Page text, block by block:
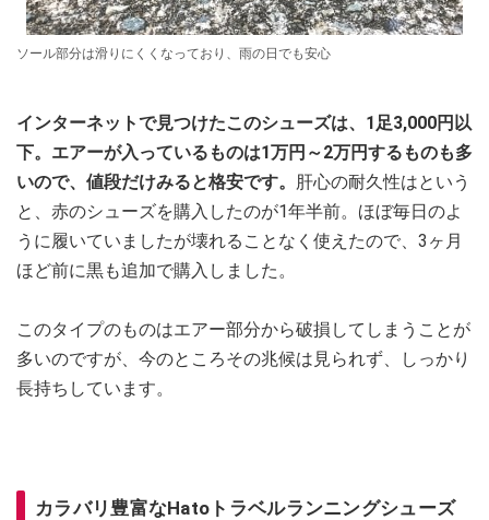
ソール部分は滑りにくくなっており、雨の日でも安心
インターネットで見つけたこのシューズは、1足3,000円以
下。エアーが入っているものは1万円～2万円するものも多
いので、値段だけみると格安です。 肝心の耐久性はという
と、赤のシューズを購入したのが1年半前。ほぼ毎日のよ
うに履いていましたが壊れることなく使えたので、3ヶ月
ほど前に黒も追加で購入しました。
このタイプのものはエアー部分から破損してしまうことが
多いのですが、今のところその兆候は見られず、しっかり
長持ちしています。
カラバリ豊富なHatoトラベルランニングシューズ